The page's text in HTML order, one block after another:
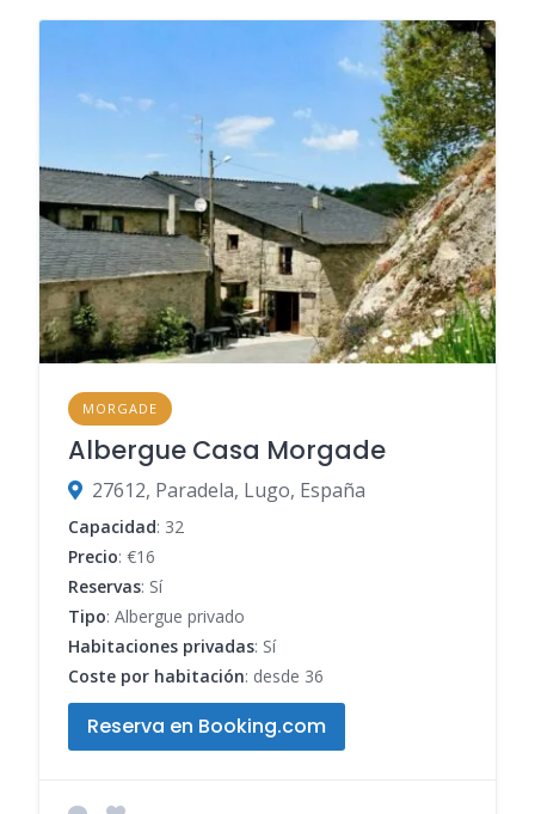
MORGADE
Albergue Casa Morgade
27612, Paradela, Lugo, España
Capacidad: 32
Precio: €16
Reservas: Sí
Tipo: Albergue privado
Habitaciones privadas: Sí
Coste por habitación: desde 36
Reserva en Booking.com